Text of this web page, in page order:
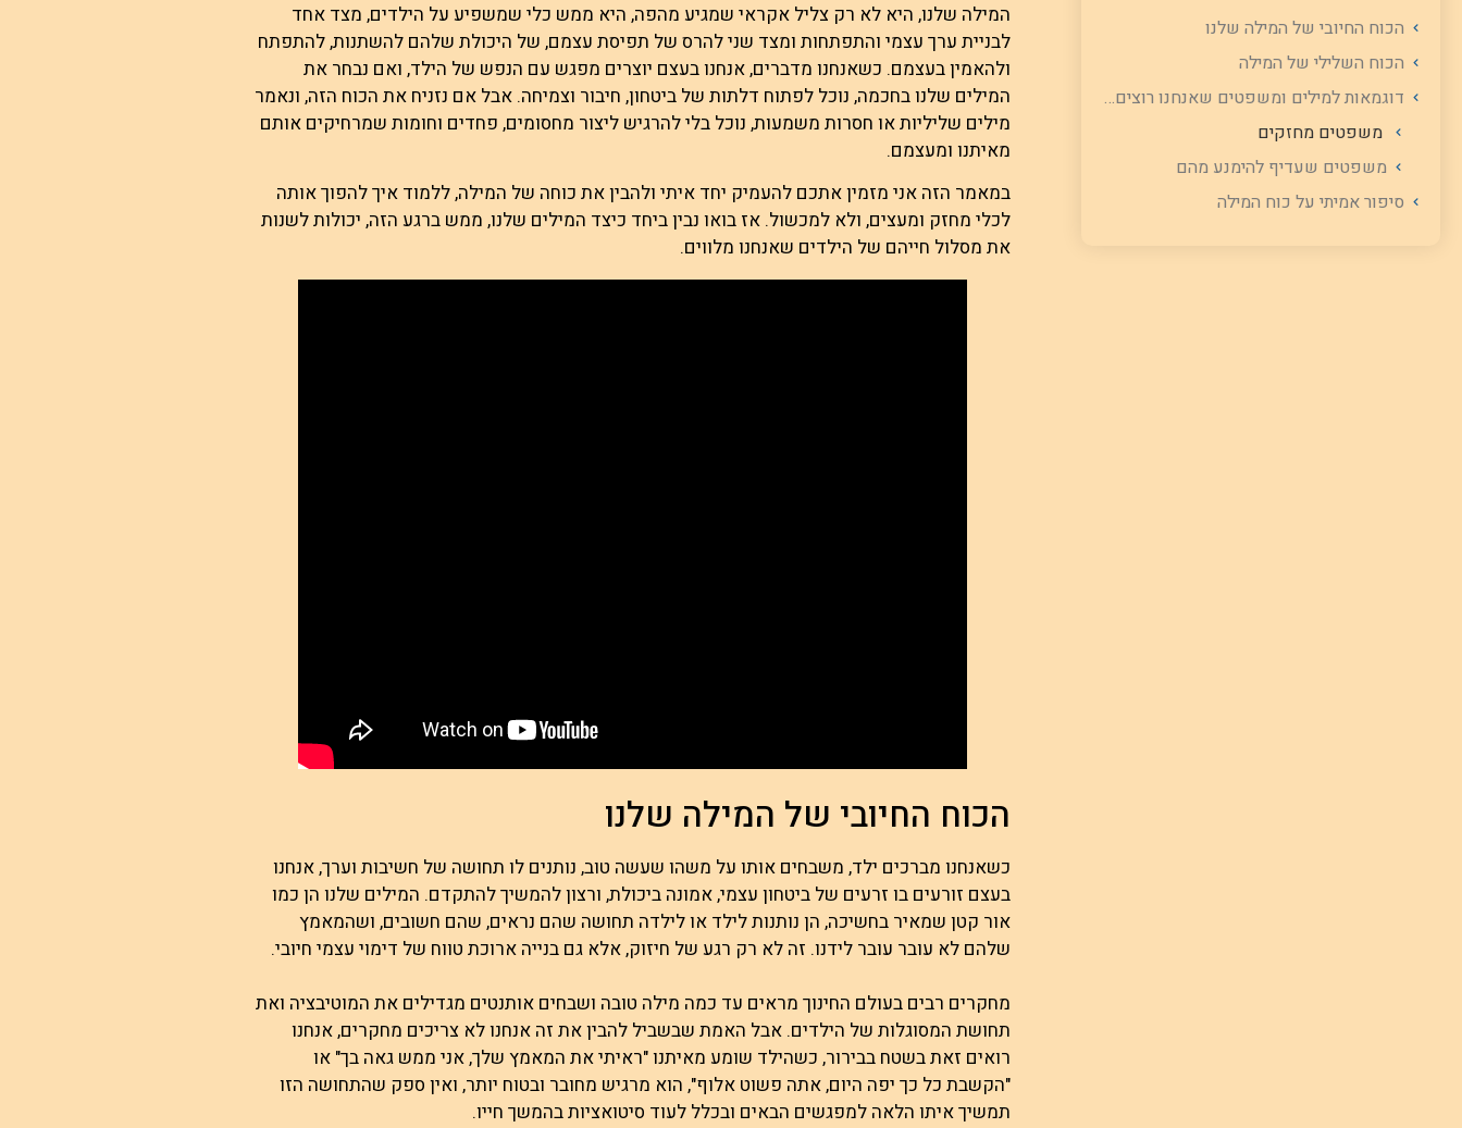
הכוח החיובי של המילה שלנו
הכוח השלילי של המילה
דוגמאות למילים ומשפטים שאנחנו רוצים לומר, ולמשפטים שעדיף להימנע מהם
משפטים מחזקים
משפטים שעדיף להימנע מהם
סיפור אמיתי על כוח המילה
המילה שלנו, היא לא רק צליל אקראי שמגיע מהפה, היא ממש כלי שמשפיע על הילדים, מצד אחד
לבניית ערך עצמי והתפתחות ומצד שני להרס של תפיסת עצמם, של היכולת שלהם להשתנות, להתפתח
ולהאמין בעצמם. כשאנחנו מדברים, אנחנו בעצם יוצרים מפגש עם הנפש של הילד, ואם נבחר את
המילים שלנו בחכמה, נוכל לפתוח דלתות של ביטחון, חיבור וצמיחה. אבל אם נזניח את הכוח הזה, ונאמר
מילים שליליות או חסרות משמעות, נוכל בלי להרגיש ליצור מחסומים, פחדים וחומות שמרחיקים אותם
מאיתנו ומעצמם.
במאמר הזה אני מזמין אתכם להעמיק יחד איתי ולהבין את כוחה של המילה, ללמוד איך להפוך אותה
לכלי מחזק ומעצים, ולא למכשול. אז בואו נבין ביחד כיצד המילים שלנו, ממש ברגע הזה, יכולות לשנות
את מסלול חייהם של הילדים שאנחנו מלווים.
הכוח החיובי של המילה שלנו
כשאנחנו מברכים ילד, משבחים אותו על משהו שעשה טוב, נותנים לו תחושה של חשיבות וערך, אנחנו
בעצם זורעים בו זרעים של ביטחון עצמי, אמונה ביכולת, ורצון להמשיך להתקדם. המילים שלנו הן כמו
אור קטן שמאיר בחשיכה, הן נותנות לילד או לילדה תחושה שהם נראים, שהם חשובים, ושהמאמץ
שלהם לא עובר עובר לידנו. זה לא רק רגע של חיזוק, אלא גם בנייה ארוכת טווח של דימוי עצמי חיובי.
מחקרים רבים בעולם החינוך מראים עד כמה מילה טובה ושבחים אותנטים מגדילים את המוטיבציה ואת
תחושת המסוגלות של הילדים. אבל האמת שבשביל להבין את זה אנחנו לא צריכים מחקרים, אנחנו
רואים זאת בשטח בבירור, כשהילד שומע מאיתנו "ראיתי את המאמץ שלך, אני ממש גאה בך" או
"הקשבת כל כך יפה היום, אתה פשוט אלוף", הוא מרגיש מחובר ובטוח יותר, ואין ספק שהתחושה הזו
תמשיך איתו הלאה למפגשים הבאים ובכלל לעוד סיטואציות בהמשך חייו.